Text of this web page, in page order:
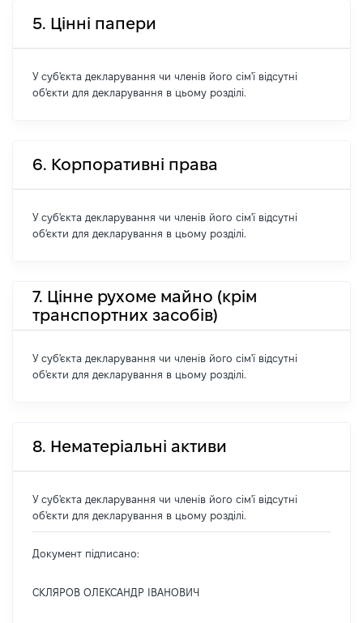
5. Цінні папери
У суб'єкта декларування чи членів його сім'ї відсутні
об'єкти для декларування в цьому розділі.
6. Корпоративні права
У суб'єкта декларування чи членів його сім'ї відсутні
об'єкти для декларування в цьому розділі.
7. Цінне рухоме майно (крім
транспортних засобів)
У суб'єкта декларування чи членів його сім'ї відсутні
об'єкти для декларування в цьому розділі.
8. Нематеріальні активи
У суб'єкта декларування чи членів його сім'ї відсутні
об'єкти для декларування в цьому розділі.
Документ підписано:
СКЛЯРОВ ОЛЕКСАНДР ІВАНОВИЧ